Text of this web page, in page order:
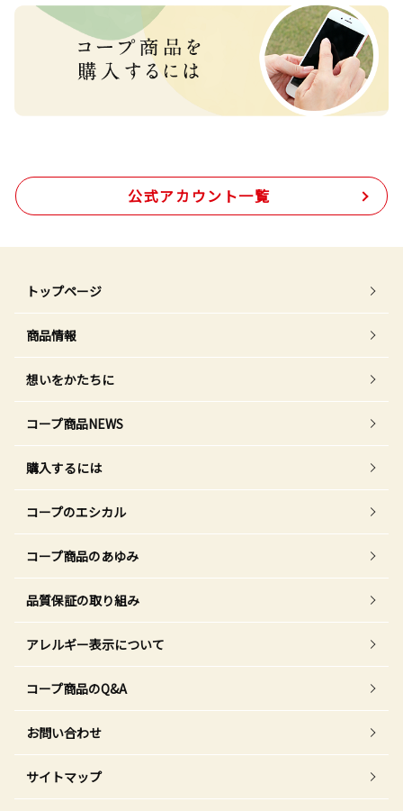
公式アカウント一覧
トップページ
商品情報
想いをかたちに
コープ商品NEWS
購入するには
コープのエシカル
コープ商品のあゆみ
品質保証の取り組み
アレルギー表示について
コープ商品のQ&A
お問い合わせ
サイトマップ